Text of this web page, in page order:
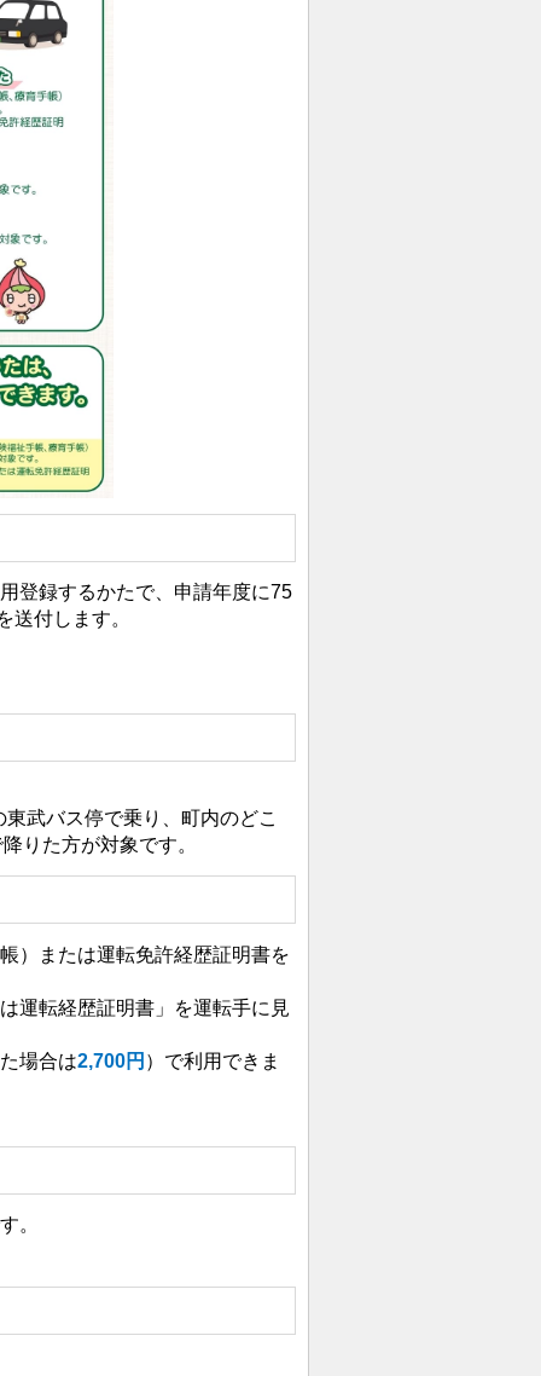
登録するかたで、申請年度に75
送付します。
武バス停で乗り、町内のどこ
りた方が対象です。
）または運転免許経歴証明書を
運転経歴証明書」を運転手に見
場合は2,700円 ）で利用できま
。